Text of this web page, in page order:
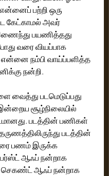
பற்றி ஒரு
கேட்காமல் அவர்
பயணித்தது
வரை வியப்பாக
என்னை நம்பி வாய்ப்பளித்த
வைத்து படமெடுப்பது
சூழ்நிலையில்
படத்தின் பணிகள்
படத்தின்
பணம் இருக்க
ஆஃப் நன்றாக
செகண்ட் ஆஃப் நன்றாக